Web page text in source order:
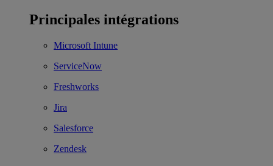
Principales intégrations
Microsoft Intune
ServiceNow
Freshworks
Jira
Salesforce
Zendesk